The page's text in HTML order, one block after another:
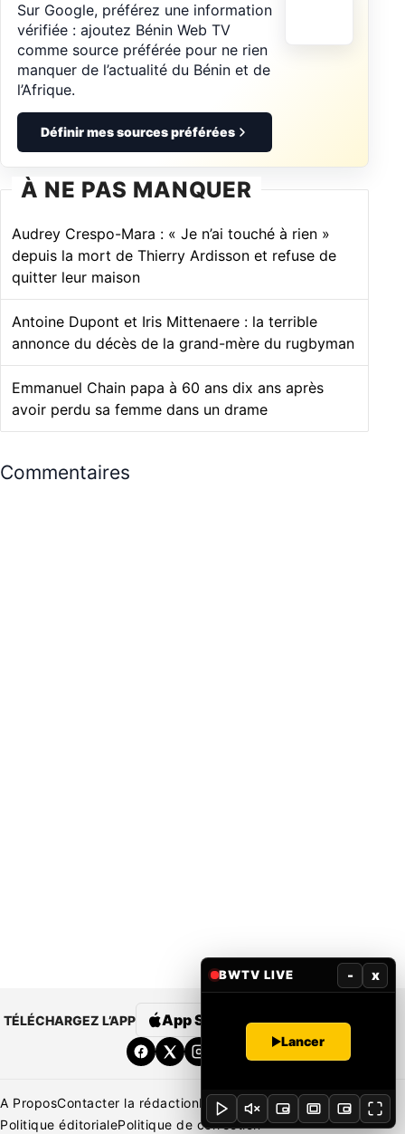
Sur Google, préférez une information
vérifiée : ajoutez Bénin Web TV
comme source préférée pour ne rien
manquer de l’actualité du Bénin et de
l’Afrique.
Définir mes sources préférées
À NE PAS MANQUER
Audrey Crespo-Mara : « Je n’ai touché à rien »
depuis la mort de Thierry Ardisson et refuse de
quitter leur maison
Antoine Dupont et Iris Mittenaere : la terrible
annonce du décès de la grand-mère du rugbyman
Emmanuel Chain papa à 60 ans dix ans après
avoir perdu sa femme dans un drame
Commentaires
TÉLÉCHARGEZ L’APP App Store Google Play
A ProposContacter la rédactionRédaction Mentions légales
Politique éditorialePolitique de correction
BWTV LIVE - x
Lancer